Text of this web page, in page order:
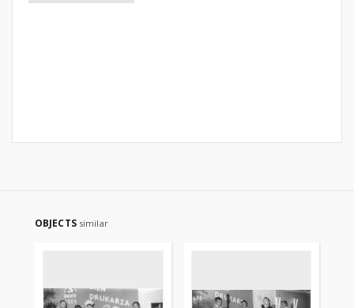
OBJECTS similar